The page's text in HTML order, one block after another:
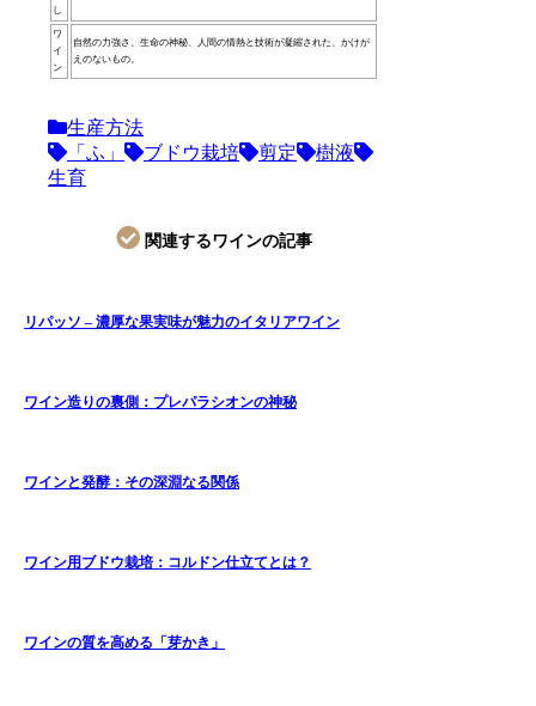
し
ワ
イ
ン
自然の力強さ、生命の神秘、人間の情熱と技術が凝縮された、かけが
えのないもの。
生産方法
「ふ」
ブドウ栽培 剪定
樹液
生育
関連するワインの記事
リパッソ – 濃厚な果実味が魅力のイタリアワイン
ワイン造りの裏側：プレパラシオンの神秘
ワインと発酵：その深淵なる関係
ワイン用ブドウ栽培：コルドン仕立てとは？
ワインの質を高める「芽かき」